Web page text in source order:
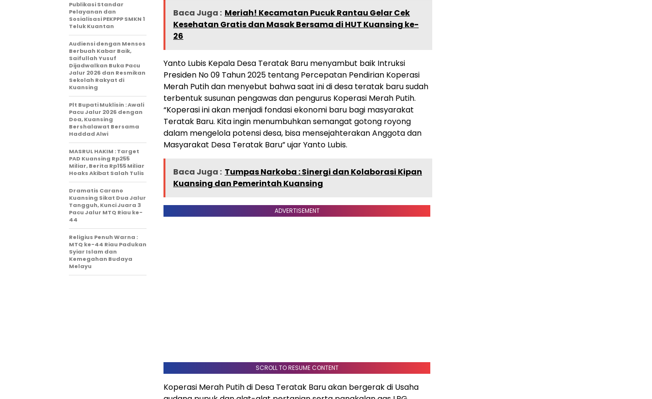
Baca Juga : Meriah! Kecamatan Pucuk Rantau Gelar Cek
Kesehatan Gratis dan Masak Bersama di HUT Kuansing ke-
26
Yanto Lubis Kepala Desa Teratak Baru menyambut baik Intruksi
Presiden No 09 Tahun 2025 tentang Percepatan Pendirian Koperasi
Merah Putih dan menyebut bahwa saat ini di desa teratak baru sudah
terbentuk susunan pengawas dan pengurus Koperasi Merah Putih.
“Koperasi ini akan menjadi fondasi ekonomi baru bagi masyarakat
Teratak Baru. Kita ingin menumbuhkan semangat gotong royong
dalam mengelola potensi desa, bisa mensejahterakan Anggota dan
Masyarakat Desa Teratak Baru” ujar Yanto Lubis.
Baca Juga : Tumpas Narkoba : Sinergi dan Kolaborasi Kipan
Kuansing dan Pemerintah Kuansing
ADVERTISEMENT
SCROLL TO RESUME CONTENT
Koperasi Merah Putih di Desa Teratak Baru akan bergerak di Usaha
Publikasi Standar
Pelayanan dan
Sosialisasi PEKPPP SMKN 1
Teluk Kuantan
Audiensi dengan Mensos
Berbuah Kabar Baik,
Saifullah Yusuf
Dijadwalkan Buka Pacu
Jalur 2026 dan Resmikan
Sekolah Rakyat di
Kuansing
Plt Bupati Muklisin : Awali
Pacu Jalur 2026 dengan
Doa, Kuansing
Bershalawat Bersama
Haddad Alwi
MASRUL HAKIM : Target
PAD Kuansing Rp255
Miliar, Berita Rp155 Miliar
Hoaks Akibat Salah Tulis
Dramatis Carano
Kuansing Sikat Dua Jalur
Tangguh, Kunci Juara 3
Pacu Jalur MTQ Riau ke-
44
Religius Penuh Warna :
MTQ ke-44 Riau Padukan
Syiar Islam dan
Kemegahan Budaya
Melayu